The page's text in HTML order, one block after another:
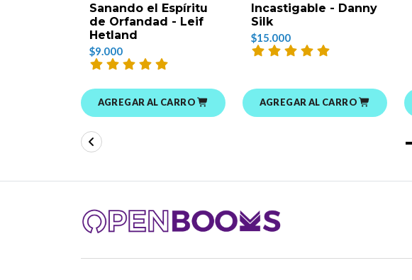
Sanando el Espíritu
de Orfandad - Leif
Hetland
$9.000
AGREGAR AL CARRO
Incastigable - Danny
Silk
$15.000
AGREGAR AL CARRO